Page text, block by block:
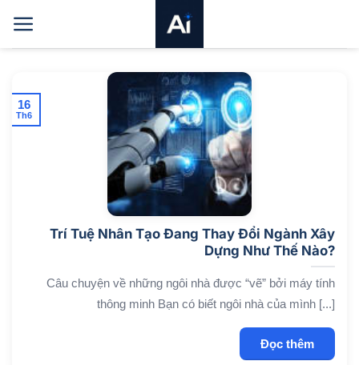
qua
nội
Trí Tuệ Nhân Tạo Đang Thay Đổi Ngành Xây
Dựng Như Thế Nào?
Câu chuyện về những ngôi nhà được “vẽ” bởi máy tính
thông minh Bạn có biết ngôi nhà của mình [...]
Đọc thêm
16
Th6